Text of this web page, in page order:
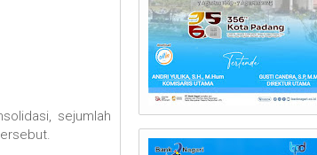
sejumlah